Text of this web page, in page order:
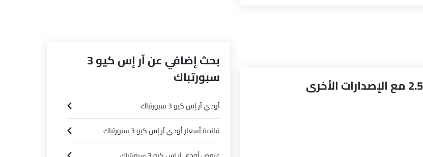
بحث إضافي عن آر إس كيو 3
سبورتباك
أودي آر إس كيو 3 سبورتباك
قائمة أسعار أودي آر إس كيو 3 سبورتباك